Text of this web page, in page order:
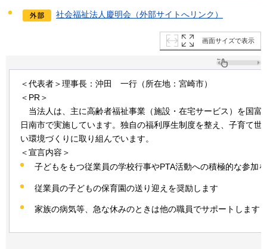
社会福祉法人慶明会（外部サイトへリンク）
画面サイズで表示
＜代表者＞理事長：沖田 一行（所在地：宮崎市）
＜PR＞
当法人は、主に高齢者福祉事業（施設・在宅サービス）を国富
日南市で実施しています。独自の福利厚生制度を整え、子育て世
い環境づくりに取り組んでいます。
＜宣言内容＞
子どもをもつ従業員の学校行事やPTA活動への積極的な参加
従業員の子どもの保育園の送り迎えを奨励します
家族の病気等、急な休みのときは他の職員でサポートします